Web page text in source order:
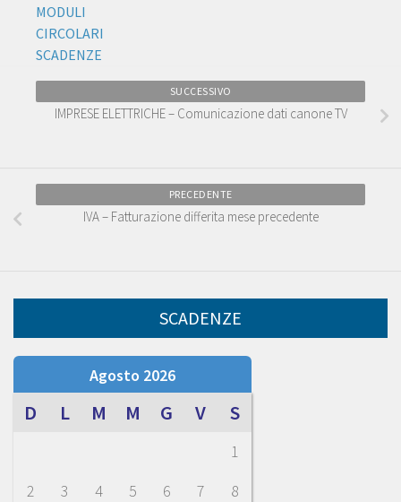
MODULI
CIRCOLARI
SCADENZE
SUCCESSIVO
IMPRESE ELETTRICHE – Comunicazione dati canone TV
PRECEDENTE
IVA – Fatturazione differita mese precedente
SCADENZE
Agosto 2026
D L M M G V S
1
2
3 4 5 6 7
8